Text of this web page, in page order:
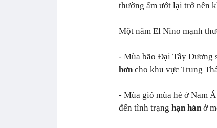
thường ẩm ướt lại trở nên
Một năm El Nino mạnh
- Mùa bão Đại Tây Dương
hơncho khu vực Trung
- Mùa gió mùa hè ở Nam
đến tình trạng hạn hánở